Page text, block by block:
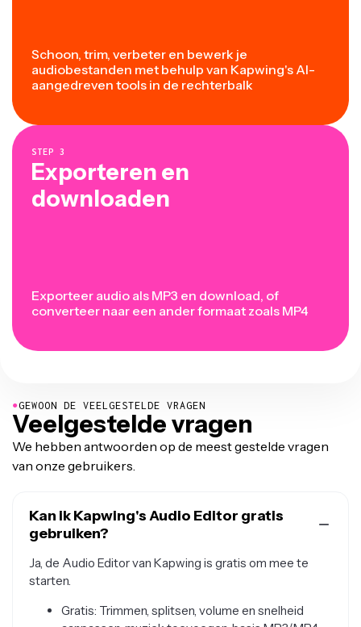
Schoon, trim, verbeter en bewerk je
audiobestanden met behulp van Kapwing's AI-
aangedreven tools in de rechterbalk
STEP 3
Exporteren en
downloaden
Exporteer audio als MP3 en download, of
converteer naar een ander formaat zoals MP4
●GEWOON DE VEELGESTELDE VRAGEN
Veelgestelde vragen
We hebben antwoorden op de meest gestelde vragen
van onze gebruikers.
Kan ik Kapwing's Audio Editor gratis
gebruiken?
Ja, de Audio Editor van Kapwing is gratis om mee te
starten.
Gratis: Trimmen, splitsen, volume en snelheid